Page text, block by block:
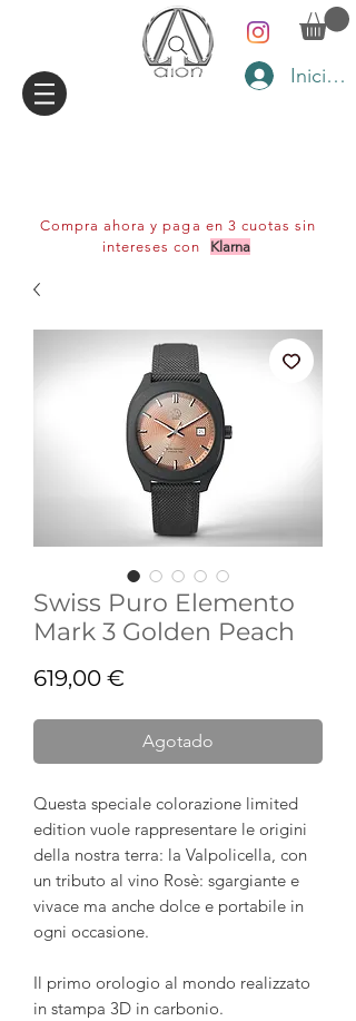
Iniciar
Compra ahora y paga en 3 cuotas sin
intereses con
Klarna
Swiss Puro Elemento
Mark 3 Golden Peach
619,00 €
Agotado
Questa speciale colorazione limited
edition vuole rappresentare le origini
della nostra terra: la Valpolicella, con
un tributo al vino Rosè: sgargiante e
vivace ma anche dolce e portabile in
ogni occasione.
Il primo orologio al mondo realizzato
in stampa 3D in carbonio.